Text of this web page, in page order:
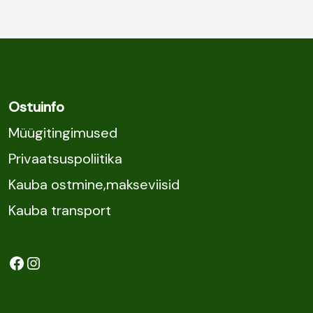
Ostuinfo
Müügitingimused
Privaatsuspoliitika
Kauba ostmine,makseviisid
Kauba transport